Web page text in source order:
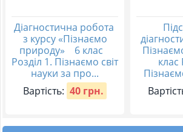
Діагностична робота
з курсу «Пізнаємо
природу» 6 клас
Розділ 1. Пізнаємо світ
науки за про...
Вартість: 40 грн.
клас